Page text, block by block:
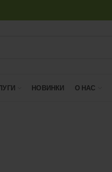
НОВИНКИ О НАС